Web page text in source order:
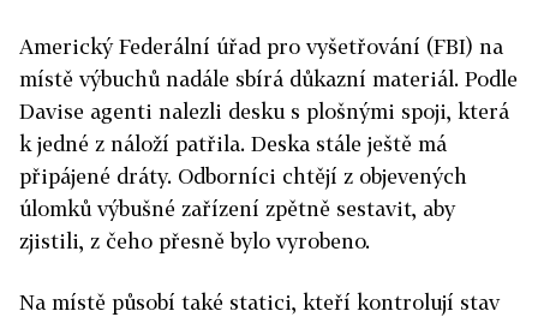
Americký Federální úřad pro vyšetřování (FBI) na
místě výbuchů nadále sbírá důkazní materiál. Podle
Davise agenti nalezli desku s plošnými spoji, která
k jedné z náloží patřila. Deska stále ještě má
připájené dráty. Odborníci chtějí z objevených
úlomků výbušné zařízení zpětně sestavit, aby
zjistili, z čeho přesně bylo vyrobeno.
Na místě působí také statici, kteří kontrolují stav